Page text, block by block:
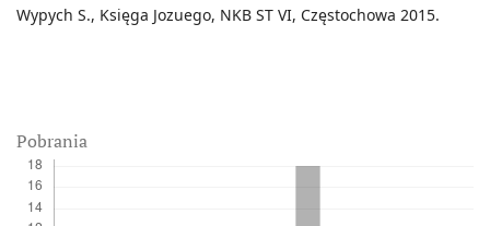
Pobrania
Wypych S., Księga Jozuego, NKB ST VI, Częstochowa 2015.